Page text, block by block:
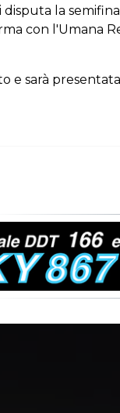
disputa la
con l'Umana
e sarà